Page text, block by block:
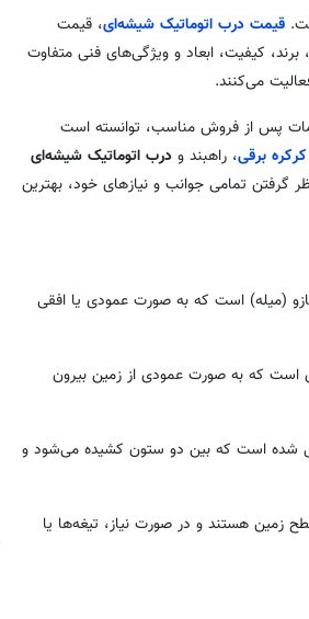
قیمت درب اتوماتیک شیشه‌ای، قیمت
برند، کیفیت، ابعاد و ویژگی‌های فنی متفاوت
می‌کنند.
پس از فروش مناسب، توانسته است
برقی، راهبند و درب اتوماتیک شیشه‌ای
گرفتن تمامی جوانب و نیازهای خود، بهترین
(میله) است که به صورت عمودی یا افقی
است که به صورت عمودی از زمین بیرون
شده است که بین دو ستون کشیده می‌شود و
زمین هستند و در صورت نیاز، تیغه‌ها یا